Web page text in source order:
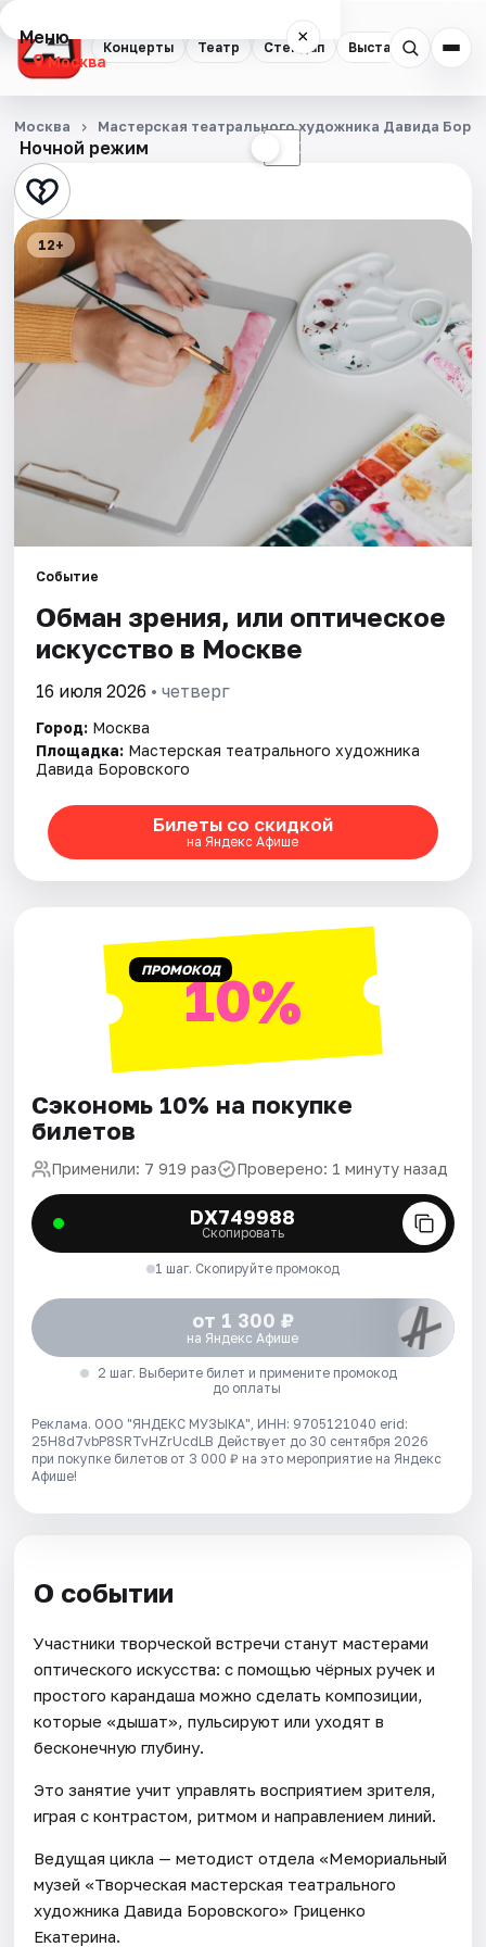
Концерты Театр Стендап Выставки
Меню ×
Москва
Концерты
Театр
Стендап
Выставки
Квесты
Экскурсии
События
Города
Артисты
Рейтинги
Ночной режим ☾
Москва Мастерская театрального художника Давида
12+
Событие
Обман зрения, или оптическое
искусство в Москве
16 июля 2026 • четверг
Город: Москва
Площадка: Мастерская театрального художника
Давида Боровского
Билеты со скидкой
на Яндекс Афише
ПРОМОКОД10%
Сэкономь 10% на покупке
билетов
Применили: 7 919 раз Проверено: 1 минуту назад
DX749988
Скопировать
1 шаг. Скопируйте промокод
от 1 300 ₽
на Яндекс Афише
2 шаг. Выберите билет и примените промокод
до оплаты
Реклама. ООО "ЯНДЕКС МУЗЫКА", ИНН: 9705121040 erid:
25H8d7vbP8SRTvHZrUcdLB Действует до 30 сентября 2026
при покупке билетов от 3 000 ₽ на это мероприятие на Яндекс
Афише!
О событии
Участники творческой встречи станут мастерами
оптического искусства: с помощью чёрных ручек и
простого карандаша можно сделать композиции,
которые «дышат», пульсируют или уходят в
бесконечную глубину.
Это занятие учит управлять восприятием зрителя,
играя с контрастом, ритмом и направлением линий.
Ведущая цикла — методист отдела «Мемориальный
музей «Творческая мастерская театрального
художника Давида Боровского» Гриценко
Екатерина.